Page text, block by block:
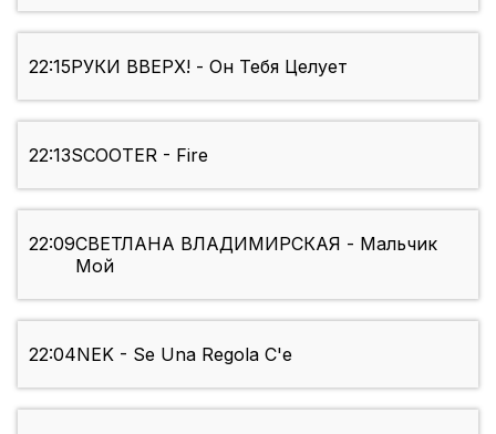
22:15РУКИ ВВЕРХ! - Он Тебя Целует
22:13SCOOTER - Fire
22:09СВЕТЛАНА ВЛАДИМИРСКАЯ - Мальчик
Мой
22:04NEK - Se Una Regola C'e